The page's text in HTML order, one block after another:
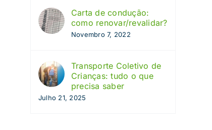
Carta de condução:
como renovar/revalidar?
Novembro 7, 2022
Transporte Coletivo de
Crianças: tudo o que
precisa saber
Julho 21, 2025